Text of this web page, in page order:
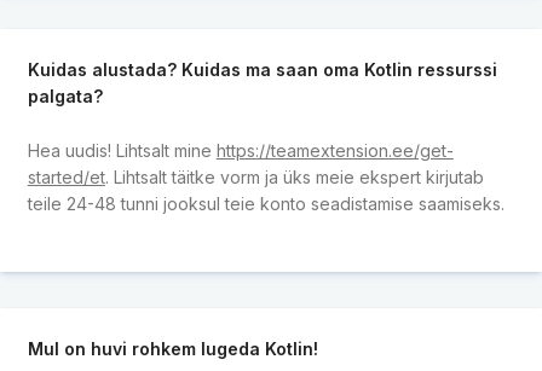
Kuidas alustada? Kuidas ma saan oma Kotlin ressurssi
palgata?
Hea uudis! Lihtsalt mine https://teamextension.ee/get-
started/et. Lihtsalt täitke vorm ja üks meie ekspert kirjutab
teile 24-48 tunni jooksul teie konto seadistamise saamiseks.
Mul on huvi rohkem lugeda Kotlin!